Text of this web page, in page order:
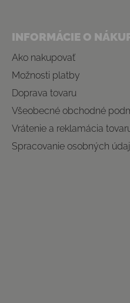
INFORMÁCIE O
Ako nakupovať
Možnosti platby
Doprava tovaru
Všeobecné obchodné
Vrátenie a reklamácia
Spracovanie osobných